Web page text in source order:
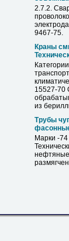
2.7.2.
9467-75.
Краны
15527-70
из
Трубы
Марки -